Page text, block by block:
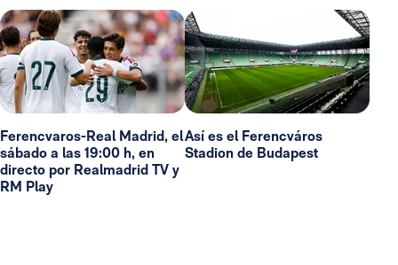
Ferencvaros-Real Madrid, el
sábado a las 19:00 h, en
directo por Realmadrid TV y
RM Play
Así es el Ferencváros
Stadion de Budapest